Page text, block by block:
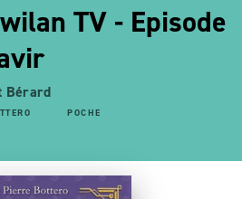
TV - Episode
Bérard
POCHE